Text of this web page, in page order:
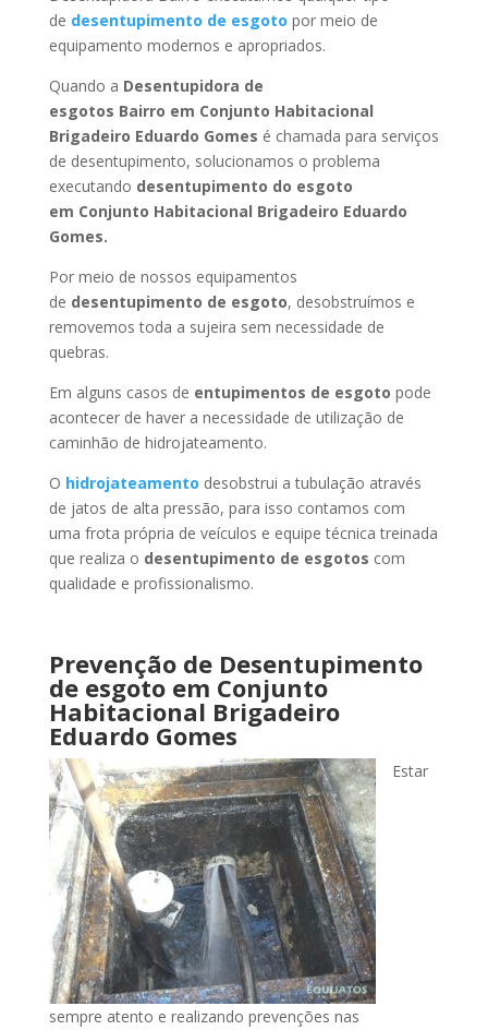
de desentupimento de esgoto por meio de
equipamento modernos e apropriados.
Quando a Desentupidora de
esgotos Bairro em Conjunto Habitacional
Brigadeiro Eduardo Gomes é chamada para serviços
de desentupimento, solucionamos o problema
executando desentupimento do esgoto
em Conjunto Habitacional Brigadeiro Eduardo
Gomes.
Por meio de nossos equipamentos
de desentupimento de esgoto, desobstruímos e
removemos toda a sujeira sem necessidade de
quebras.
Em alguns casos de entupimentos de esgoto pode
acontecer de haver a necessidade de utilização de
caminhão de hidrojateamento.
O hidrojateamento desobstrui a tubulação através
de jatos de alta pressão, para isso contamos com
uma frota própria de veículos e equipe técnica treinada
que realiza o desentupimento de esgotos com
qualidade e profissionalismo.
Prevenção de Desentupimento
de esgoto em Conjunto
Habitacional Brigadeiro
Eduardo Gomes
Estar
sempre atento e realizando prevenções nas